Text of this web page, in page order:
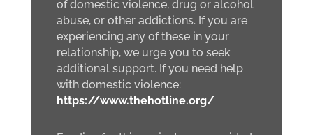
of domestic violence, drug or alcohol
abuse, or other addictions. If you are
experiencing any of these in your
relationship, we urge you to seek
additional support. If you need help
with domestic violence:
https://www.thehotline.org/